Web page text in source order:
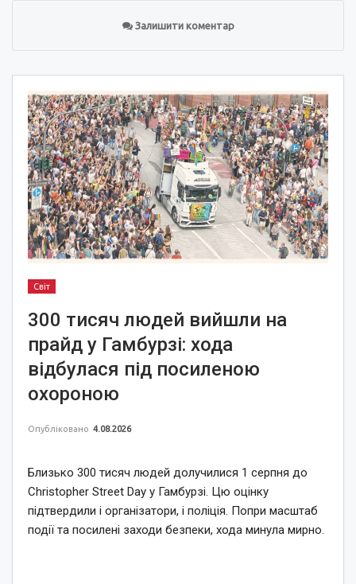
Залишити коментар
Світ
300 тисяч людей вийшли на
прайд у Гамбурзі: хода
відбулася під посиленою
охороною
Опубліковано 4.08.2026
Близько 300 тисяч людей долучилися 1 серпня до
Christopher Street Day у Гамбурзі. Цю оцінку
підтвердили і організатори, і поліція. Попри масштаб
події та посилені заходи безпеки, хода минула мирно.